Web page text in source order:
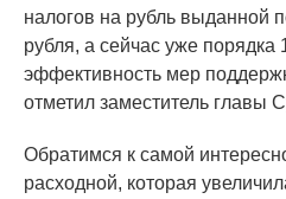
налогов на рубль выданной
рубля, а сейчас уже порядка
эффективность мер
отметил заместитель главы
Обратимся к самой
расходной, которая